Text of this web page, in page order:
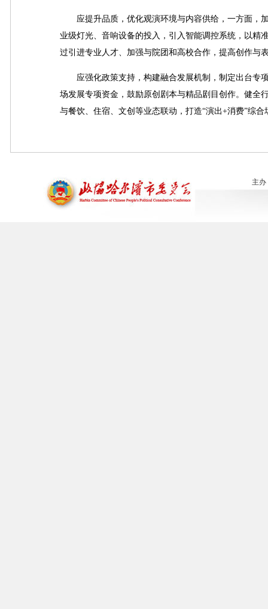
应提升品质，优化观演环境与内容供给，一方面，
业级灯光、音响设备的投入，引入智能调控系统，以精
过引进专业人才、加强与院团和高校合作，提高创作与
应强化政策支持，构建融合发展机制，制定出台专
场发展专项资金，鼓励原创剧本与精品剧目创作。健全
与餐饮、住宿、文创等业态联动，打造“演出+消费”综合
主